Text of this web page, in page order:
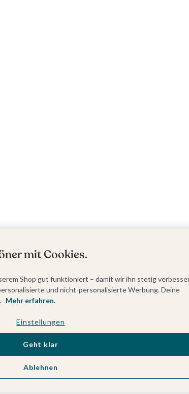
mit Cookies.
Shop gut funktioniert – damit wir ihn stetig
und nicht-personalisierte Werbung. Deine
Mehr erfahren.
Einstellungen
Ablehnen
Geht klar